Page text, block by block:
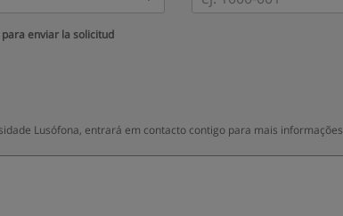
para enviar la solicitud
Lusófona, entrará em contacto contigo para mais informações.